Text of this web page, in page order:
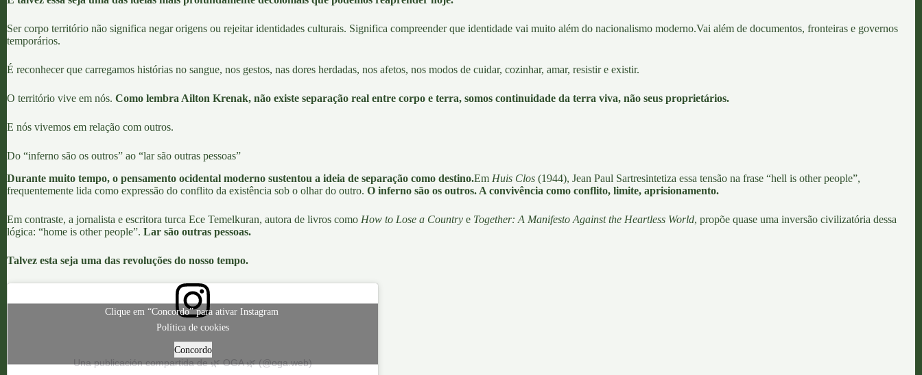
Ser corpo território não significa negar origens ou rejeitar identidades culturais. Significa compreender que identidade vai muito além do nacionalismo moderno.Vai além de documentos, fronteiras e governos
temporários.
É reconhecer que carregamos histórias no sangue, nos gestos, nas dores herdadas, nos afetos, nos modos de cuidar, cozinhar, amar, resistir e existir.
O território vive em nós. Como lembra Ailton Krenak, não existe separação real entre corpo e terra, somos continuidade da terra viva, não seus proprietários.
E nós vivemos em relação com outros.
Do “inferno são os outros” ao “lar são outras pessoas”
Durante muito tempo, o pensamento ocidental moderno sustentou a ideia de separação como destino.Em Huis Clos (1944), Jean Paul Sartresintetiza essa tensão na frase “hell is other people”,
frequentemente lida como expressão do conflito da existência sob o olhar do outro. O inferno são os outros. A convivência como conflito, limite, aprisionamento.
Em contraste, a jornalista e escritora turca Ece Temelkuran, autora de livros como How to Lose a Country e Together: A Manifesto Against the Heartless World, propõe quase uma inversão civilizatória dessa
lógica: “home is other people”. Lar são outras pessoas.
Talvez esta seja uma das revoluções do nosso tempo.
Una publicación compartida de 🌿 OGA 🌿 (@oga.web)
Clique em “Concordo” para ativar Instagram
Política de cookies
Concordo